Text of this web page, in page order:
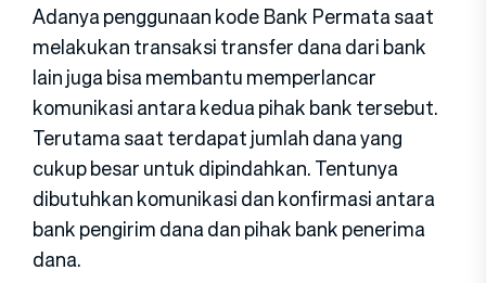
Adanya penggunaan kode Bank Permata saat
melakukan transaksi transfer dana dari bank
lain juga bisa membantu memperlancar
komunikasi antara kedua pihak bank tersebut.
Terutama saat terdapat jumlah dana yang
cukup besar untuk dipindahkan. Tentunya
dibutuhkan komunikasi dan konfirmasi antara
bank pengirim dana dan pihak bank penerima
dana.